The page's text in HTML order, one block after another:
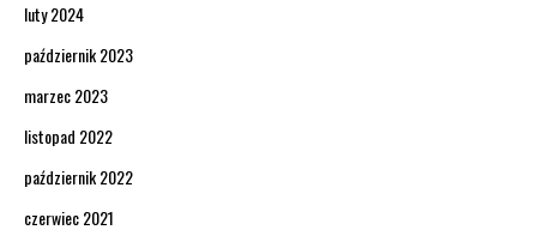
luty 2024
październik 2023
marzec 2023
listopad 2022
październik 2022
czerwiec 2021